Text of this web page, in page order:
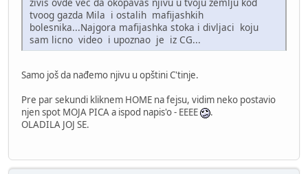
zivis ovde vec da okopavas njivu u tvoju zemlju kod
tvoog gazda Mila i ostalih mafijashkih
bolesnika...Najgora mafijashka stoka i divljaci koju
sam licno video i upoznao je iz CG...
Samo još da nađemo njivu u opštini C'tinje.
Pre par sekundi kliknem HOME na fejsu, vidim neko postavio
njen spot MOJA PICA a ispod napis'o - EEEE
.
OLADILA JOJ SE.